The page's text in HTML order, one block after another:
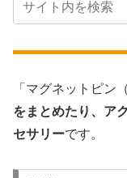
「マグネットピン
をまとめたり、ア
セサリーです。